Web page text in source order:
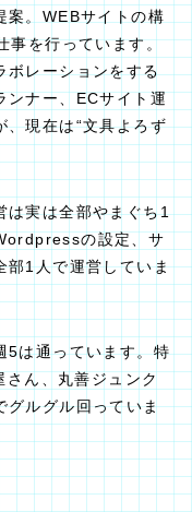
案。WEBサイトの構
事を行っています。
ボレーションをする
ンナー、ECサイト運
、現在は“文具よろず
は実は全部やまぐち1
の設定、サ
部1人で運営していま
5は通っています。特
ん、丸善ジュンク
グルグル回っていま